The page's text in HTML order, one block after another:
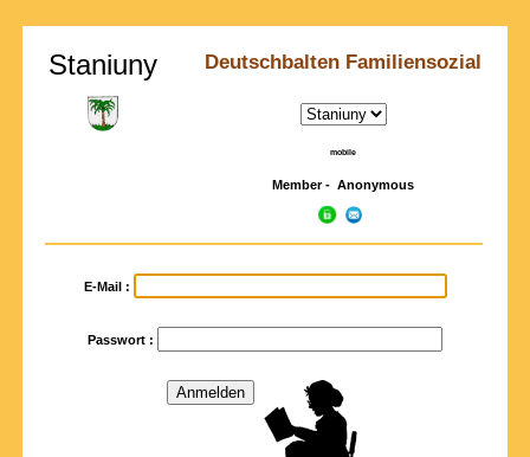
Staniuny Deutschbalten Familiensozial
mobile
Member - Anonymous
E-Mail :
Passwort :